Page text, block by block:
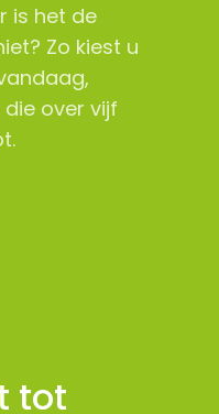
is het de
Zo kiest u
over vijf
tot